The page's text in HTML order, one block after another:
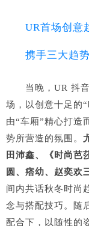
UR首场创意
携手三大趋
当晚，UR 抖
场，以创意十足的
由“车厢”精心打造
势所营造的氛围。
田沛鑫、《时尚芭
圆、痞幼、赵奕欢
间内共话秋冬时尚
念与搭配技巧。随
配合下，以随性的